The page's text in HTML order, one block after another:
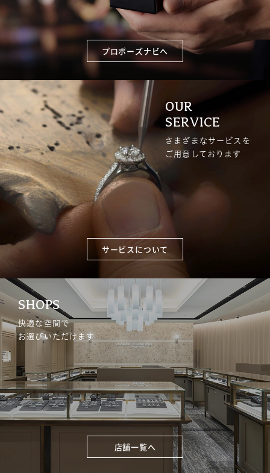
プロポーズナビへ
OUR
SERVICE
さまざまなサービスを
ご用意しております
サービスについて
SHOPS
快適な空間で
お選びいただけます
店舗一覧へ